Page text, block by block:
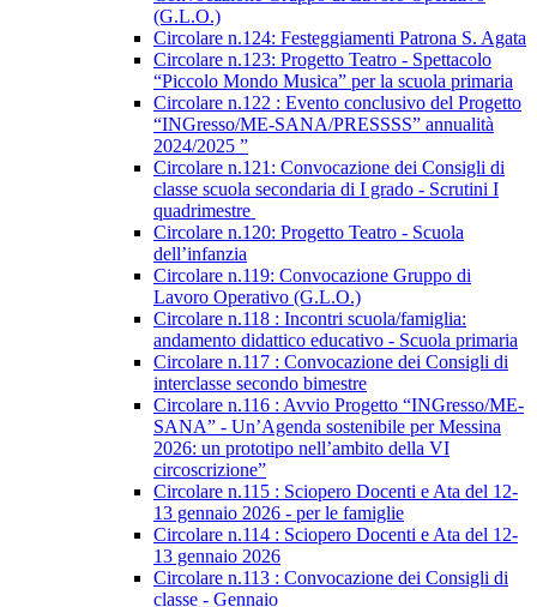
(G.L.O.)
Circolare n.124: Festeggiamenti Patrona S. Agata
Circolare n.123: Progetto Teatro - Spettacolo
“Piccolo Mondo Musica” per la scuola primaria
Circolare n.122 : Evento conclusivo del Progetto
“INGresso/ME-SANA/PRESSSS” annualità
2024/2025 ”
Circolare n.121: Convocazione dei Consigli di
classe scuola secondaria di I grado - Scrutini I
quadrimestre
Circolare n.120: Progetto Teatro - Scuola
dell’infanzia
Circolare n.119: Convocazione Gruppo di
Lavoro Operativo (G.L.O.)
Circolare n.118 : Incontri scuola/famiglia:
andamento didattico educativo - Scuola primaria
Circolare n.117 : Convocazione dei Consigli di
interclasse secondo bimestre
Circolare n.116 : Avvio Progetto “INGresso/ME-
SANA” - Un’Agenda sostenibile per Messina
2026: un prototipo nell’ambito della VI
circoscrizione”
Circolare n.115 : Sciopero Docenti e Ata del 12-
13 gennaio 2026 - per le famiglie
Circolare n.114 : Sciopero Docenti e Ata del 12-
13 gennaio 2026
Circolare n.113 : Convocazione dei Consigli di
classe - Gennaio